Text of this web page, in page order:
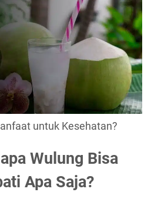
untuk Kesehatan?
Wulung Bisa
Apa Saja?